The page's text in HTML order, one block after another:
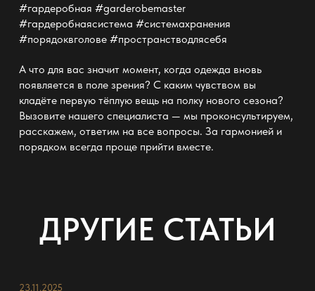
#гардеробная #garderobemaster
#гардеробнаясистема #системахранения
#порядоквголове #пространстводлясебя
А что для вас значит момент, когда одежда вновь
появляется в поле зрения? С каким чувством вы
кладёте первую тёплую вещь на полкунового сезона?
Вызовите нашего специалиста — мы проконсультируем,
расскажем, ответим на все вопросы. За гармонией и
порядком всегда проще прийти вместе.
ДРУГИЕ СТАТЬИ
23.11.2025